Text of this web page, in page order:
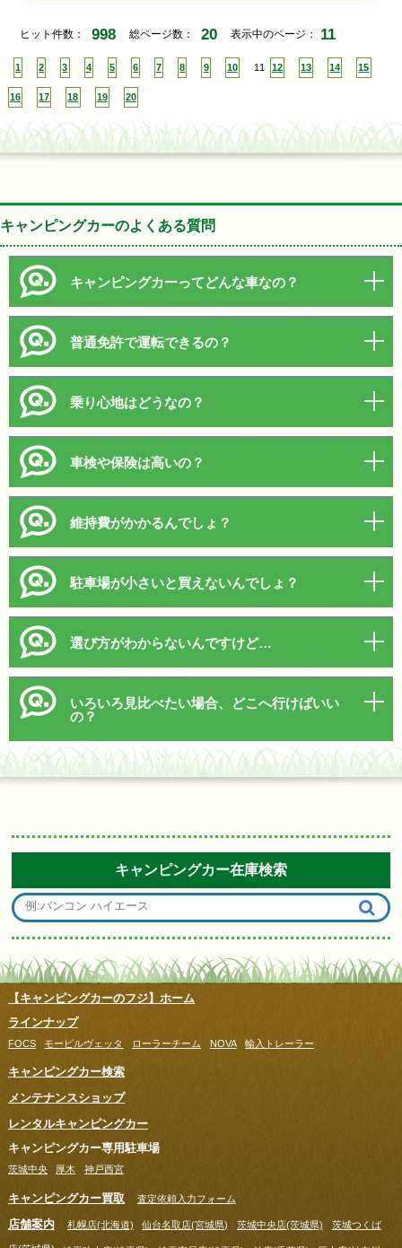
ヒット件数： 998 総ページ数： 20 表示中のページ： 11
1 2 3 4 5 6 7 8 9 10 11 12 13 14 15
16 17 18 19 20
キャンピングカーのよくある質問
キャンピングカーってどんな車なの？
普通免許で運転できるの？
乗り心地はどうなの？
車検や保険は高いの？
維持費がかかるんでしょ？
駐車場が小さいと買えないんでしょ？
選び方がわからないんですけど…
いろいろ見比べたい場合、どこへ行けばいい
の？
キャンピングカー在庫検索
【キャンピングカーのフジ】ホーム
ラインナップ
FOCS モービルヴェッタ ローラーチーム NOVA 輸入トレーラー
キャンピングカー検索
メンテナンスショップ
レンタルキャンピングカー
キャンピングカー専用駐車場
茨城中央 厚木 神戸西宮
キャンピングカー買取 査定依頼入力フォーム
店舗案内 札幌店(北海道) 仙台名取店(宮城県) 茨城中央店(茨城県) 茨城つくば